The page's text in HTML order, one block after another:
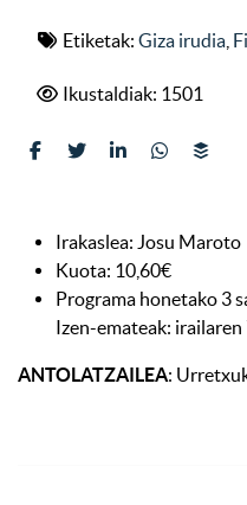
Etiketak: Giza irudia
Ikustaldiak: 1501
Irakaslea: Josu Maroto
Kuota: 10,60€
Programa honetako 3
Izen-emateak:
ANTOLATZAILEA: